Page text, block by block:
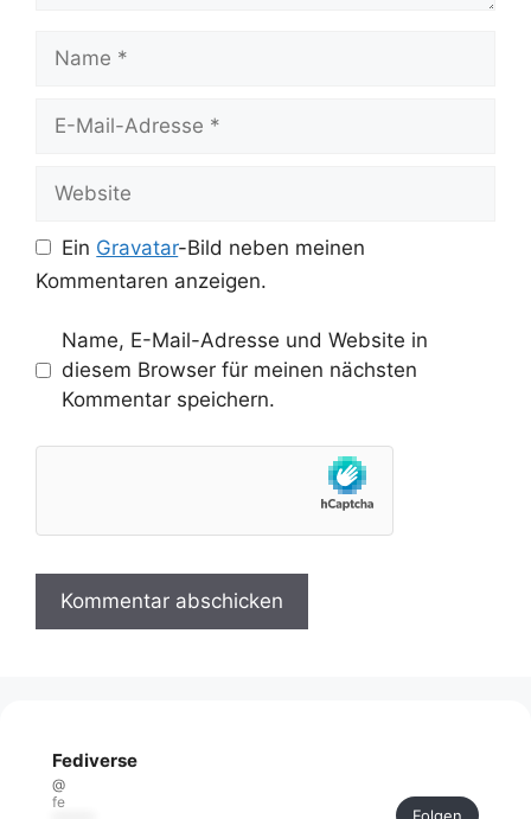
Mail-
Ein Gravatar-Bild neben meinen
Kommentaren anzeigen.
Name, E-Mail-Adresse und Website in
diesem Browser für meinen nächsten
Kommentar speichern.
Fediverse
@
fe
Folgen